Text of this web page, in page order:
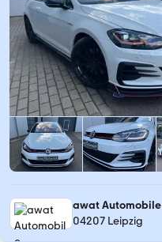
awat Automobile
04207 Leipzig